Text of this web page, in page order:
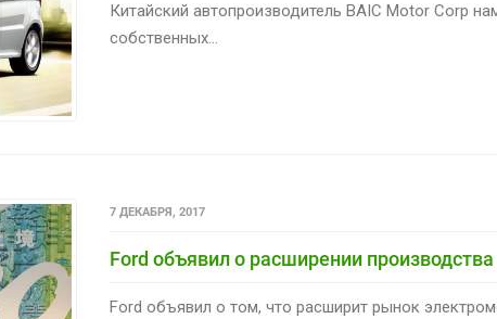
Китайский автопроизводитель BAIC Motor Corp
собственных...
7 ДЕКАБРЯ, 2017
Ford объявил о расширении
Ford объявил о том, что расширит рынок